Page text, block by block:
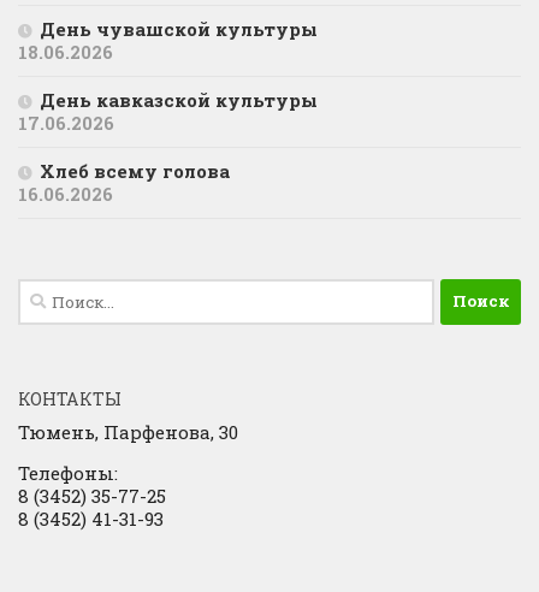
День чувашской культуры
18.06.2026
День кавказской культуры
17.06.2026
Хлеб всему голова
16.06.2026
Найти:
КОНТАКТЫ
Тюмень, Парфенова, 30
Телефоны:
8 (3452) 35-77-25
8 (3452) 41-31-93